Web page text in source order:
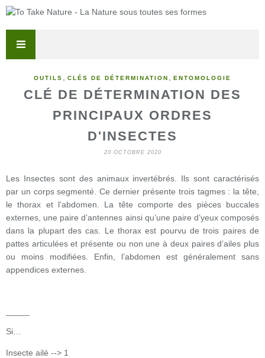
OUTILS CLÉS DE DÉTERMINATION ENTOMOLOGIE
CLÉ DE DÉTERMINATION DES
PRINCIPAUX ORDRES
D'INSECTES
20 OCTOBRE 2020
Les Insectes sont des animaux invertébrés. Ils sont caractérisés
par un corps segmenté. Ce dernier présente trois tagmes : la tête,
le thorax et l’abdomen. La tête comporte des pièces buccales
externes, une paire d’antennes ainsi qu’une paire d’yeux composés
dans la plupart des cas. Le thorax est pourvu de trois paires de
pattes articulées et présente ou non une à deux paires d’ailes plus
ou moins modifiées. Enfin, l’abdomen est généralement sans
appendices externes.
Si…
Insecte ailé --> 1